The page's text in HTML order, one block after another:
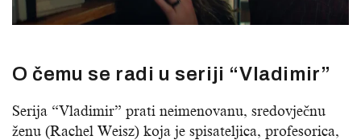
O čemu se radi u seriji “Vladimir”
Serija “Vladimir” prati neimenovanu, sredovječnu
ženu (Rachel Weisz) koja je spisateljica, profesorica,